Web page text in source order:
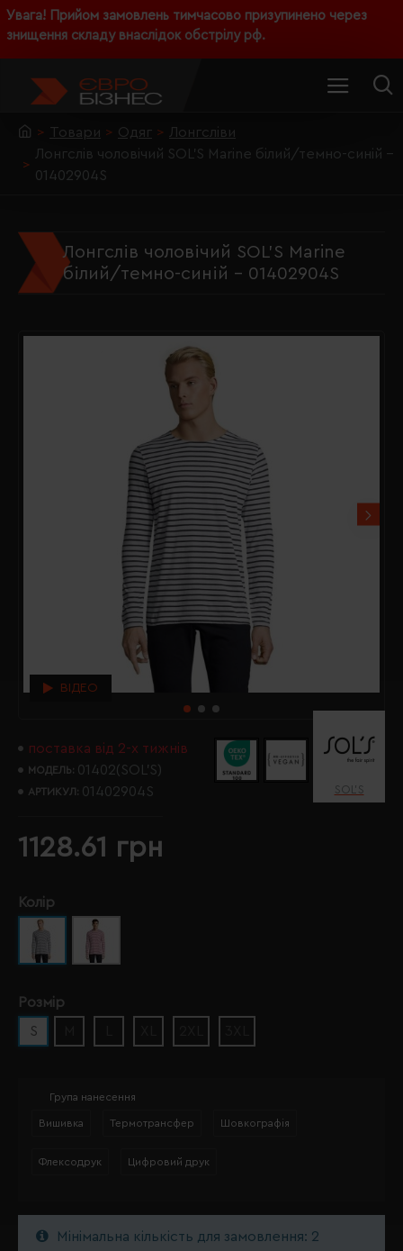
Увага! Прийом замовлень тимчасово призупинено через
знищення складу внаслідок обстрілу рф.
Товари Одяг
Лонгсліви
Лонгслів чоловічий SOL'S Marine білий/темно-синій -
01402904S
Лонгслів чоловічий SOL'S Marine
білий/темно-синій - 01402904S
ВІДЕО
поставка від 2-х тижнів
МОДЕЛЬ: 01402(SOL’S)
АРТИКУЛ: 01402904S SOL’S
1128.61 грн
Колір
Розмір
S
Група нанесення
Вишивка Термотрансфер Шовкографія
Флексодрук Цифровий друк
Мінімальна кількість для замовлення: 2